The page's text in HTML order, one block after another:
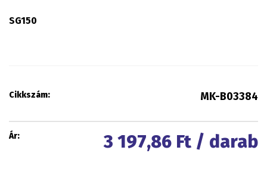
SG150
Cikkszám: MK-B03384
Ár: 3 197,86 Ft / darab